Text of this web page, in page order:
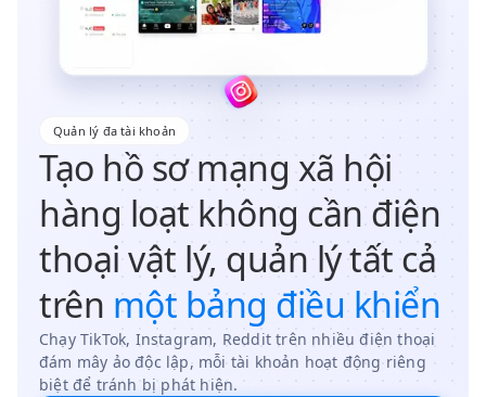
Quản lý đa tài khoản
Tạo hồ sơ mạng xã hội
hàng loạt không cần điện
thoại vật lý, quản lý tất cả
trên một bảng điều khiển
Chạy TikTok, Instagram, Reddit trên nhiều điện thoại
đám mây ảo độc lập, mỗi tài khoản hoạt động riêng
biệt để tránh bị phát hiện.